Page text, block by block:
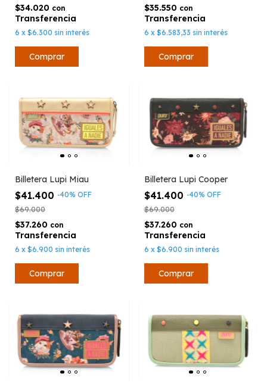
$34.020 con
6 x $6.300 sin interés
$35.550 con
6 x $6.583,33 sin interés
Billetera Lupi Miau
$41.400 -40% OFF
$69.000
$37.260 con
6 x $6.900 sin interés
Billetera Lupi Cooper
$41.400 -40% OFF
$69.000
$37.260 con
6 x $6.900 sin interés